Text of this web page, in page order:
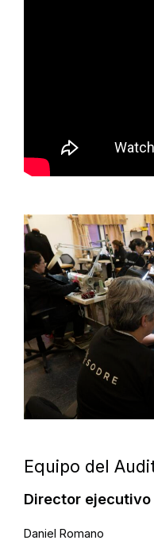
Equipo del
Director ejecutivo
Daniel Romano